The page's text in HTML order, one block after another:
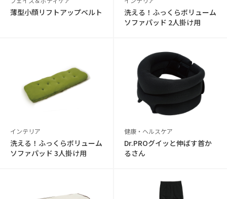
薄型小顔リフトアップベルト
洗える！ふっくらボリューム
ソファパッド 2人掛け用
インテリア
洗える！ふっくらボリューム
ソファパッド 3人掛け用
健康・ヘルスケア
Dr.PROグイッと伸ばす首か
るさん